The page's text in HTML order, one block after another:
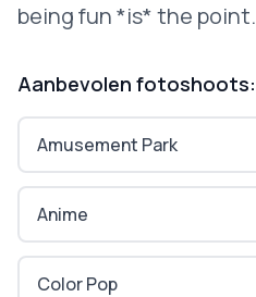
being fun *is* the point.
Aanbevolen fotoshoots:
Amusement Park
Anime
Color Pop